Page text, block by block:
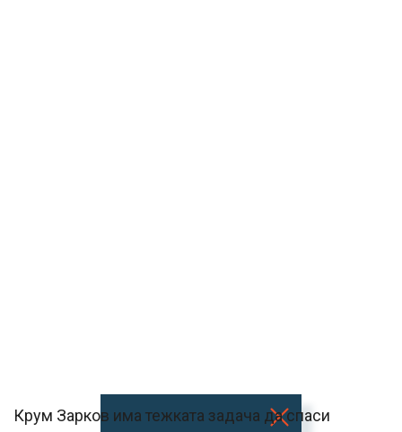
Крум Зарков има тежката задача да спаси